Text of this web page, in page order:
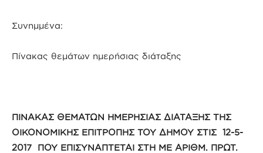
Συνημμένα:
Πίνακας θεμάτων ημερήσιας διάταξης
ΠΙΝΑΚΑΣ ΘΕΜΑΤΩΝ ΗΜΕΡΗΣΙΑΣ ΔΙΑΤΑΞΗΣ ΤΗΣ
ΟΙΚΟΝΟΜΙΚΗΣ ΕΠΙΤΡΟΠΗΣ ΤΟΥ ΔΗΜΟΥ ΣΤΙΣ 12-5-
2017 ΠΟΥ ΕΠΙΣΥΝΑΠΤΕΤΑΙ ΣΤΗ ΜΕ ΑΡΙΘΜ. ΠΡΩΤ.